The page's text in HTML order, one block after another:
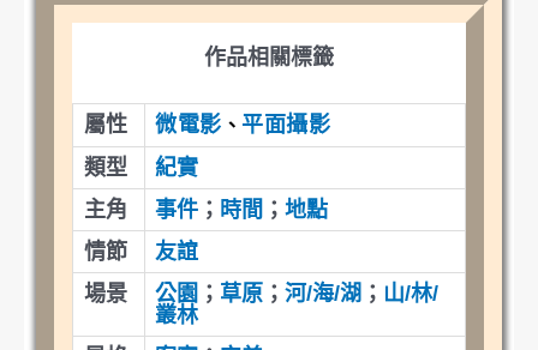
作品相關標籤
屬性 微電影 、 平面攝影
類型
紀實
主角
事件 ； 時間 ； 地點
情節
友誼
場景
公園 ； 草原 ； 河/海/湖 ； 山/林/
叢林